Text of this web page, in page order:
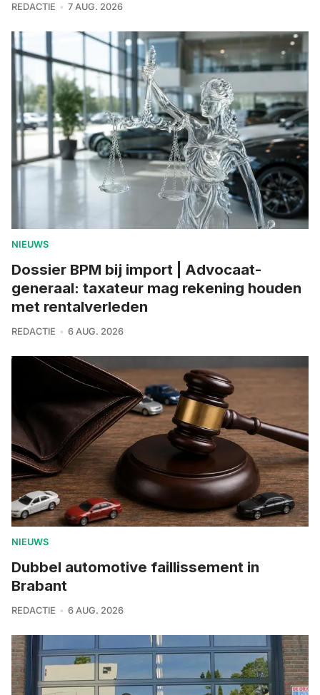
REDACTIE 7 AUG. 2026
NIEUWS
Dossier BPM bij import | Advocaat-
generaal: taxateur mag rekening houden
met rentalverleden
REDACTIE 6 AUG. 2026
NIEUWS
Dubbel automotive faillissement in
Brabant
REDACTIE 6 AUG. 2026